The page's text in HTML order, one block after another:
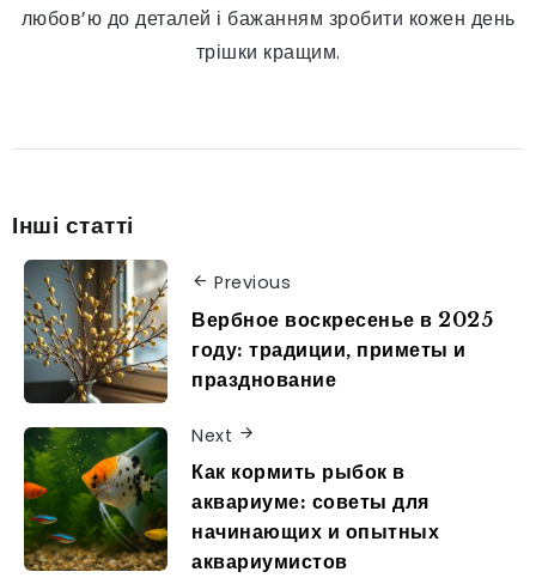
любов’ю до деталей і бажанням зробити кожен день
трішки кращим.
Інші статті
Previous
Вербное воскресенье в 2025
году: традиции, приметы и
празднование
Next
Как кормить рыбок в
аквариуме: советы для
начинающих и опытных
аквариумистов